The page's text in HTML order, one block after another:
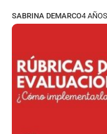
SABRINA DEMARCO4